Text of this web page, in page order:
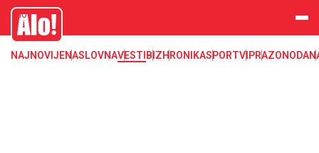
Društvo, društvene teme
Alo
NAJNOVIJENASLOVNAVESTI BIZHRONIKASPORTVIPRAZONODA